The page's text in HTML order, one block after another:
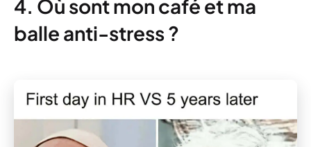
4. Où sont mon café et ma
balle anti-stress ?